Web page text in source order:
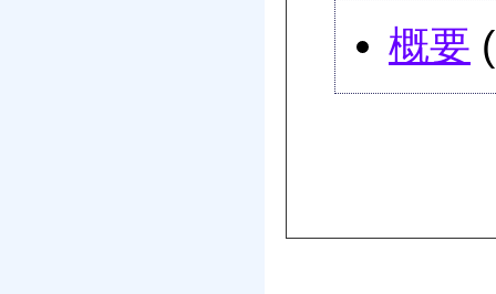
概要